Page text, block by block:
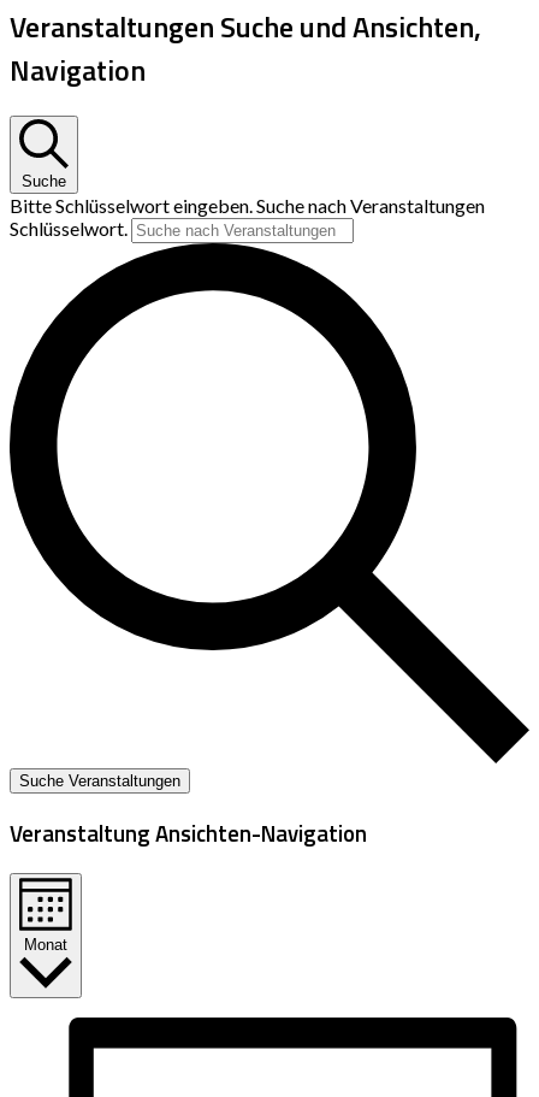
Veranstaltungen Suche und Ansichten,
Navigation
Suche
Bitte Schlüsselwort eingeben. Suche nach Veranstaltungen
Schlüsselwort.
Suche Veranstaltungen
Veranstaltung Ansichten-Navigation
Monat